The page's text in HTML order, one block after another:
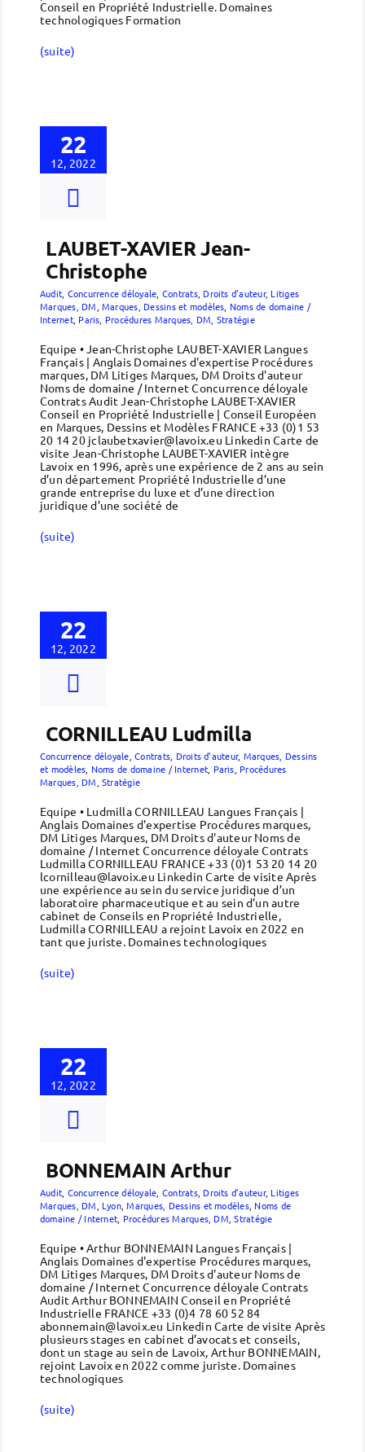
Conseil en Propriété Industrielle. Domaines
technologiques Formation
(suite)
22
12, 2022
LAUBET-XAVIER Jean-
Christophe
Audit Concurrence déloyale Contrats, Droits d’auteur, Litiges
Marques, DM Marques, Dessins et modèles Noms de domaine /
Internet, Paris Procédures Marques, DM Stratégie
Equipe • Jean-Christophe LAUBET-XAVIER Langues
Français | Anglais Domaines d'expertise Procédures
marques, DM Litiges Marques, DM Droits d'auteur
Noms de domaine / Internet Concurrence déloyale
Contrats Audit Jean-Christophe LAUBET-XAVIER
Conseil en Propriété Industrielle | Conseil Européen
en Marques, Dessins et Modèles FRANCE +33 (0)1 53
20 14 20 jclaubetxavier@lavoix.eu Linkedin Carte de
visite Jean-Christophe LAUBET-XAVIER intègre
Lavoix en 1996, après une expérience de 2 ans au sein
d’un département Propriété Industrielle d’une
grande entreprise du luxe et d’une direction
juridique d’une société de
(suite)
22
12, 2022
CORNILLEAU Ludmilla
Concurrence déloyale ,Contrats Droits d’auteur, Marques, Dessins
et modèles Noms de domaine / Internet Paris Procédures
Marques, DM Stratégie
Equipe • Ludmilla CORNILLEAU Langues Français |
Anglais Domaines d'expertise Procédures marques,
DM Litiges Marques, DM Droits d'auteur Noms de
domaine / Internet Concurrence déloyale Contrats
Ludmilla CORNILLEAU FRANCE +33 (0)1 53 20 14 20
lcornilleau@lavoix.eu Linkedin Carte de visite Après
une expérience au sein du service juridique d’un
laboratoire pharmaceutique et au sein d’un autre
cabinet de Conseils en Propriété Industrielle,
Ludmilla CORNILLEAU a rejoint Lavoix en 2022 en
tant que juriste. Domaines technologiques
(suite)
22
12, 2022
BONNEMAIN Arthur
Audit Concurrence déloyale Contrats, Droits d’auteur, Litiges
Marques, DM Lyon,Marques, Dessins et modèles, Noms de
domaine / Internet Procédures Marques, DM ,Stratégie
Equipe • Arthur BONNEMAIN Langues Français |
Anglais Domaines d'expertise Procédures marques,
DM Litiges Marques, DM Droits d'auteur Noms de
domaine / Internet Concurrence déloyale Contrats
Audit Arthur BONNEMAIN Conseil en Propriété
Industrielle FRANCE +33 (0)4 78 60 52 84
abonnemain@lavoix.eu Linkedin Carte de visite Après
plusieurs stages en cabinet d’avocats et conseils,
dont un stage au sein de Lavoix, Arthur BONNEMAIN,
rejoint Lavoix en 2022 comme juriste. Domaines
technologiques
(suite)